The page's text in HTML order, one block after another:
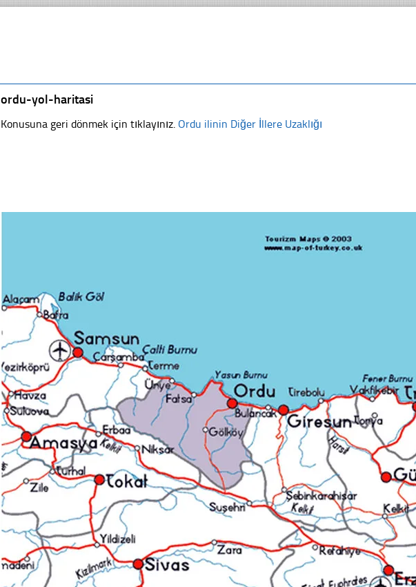
ordu-yol-haritasi
Konusuna geri dönmek için tıklayınız. Ordu ilinin Diğer İllere Uzaklığı